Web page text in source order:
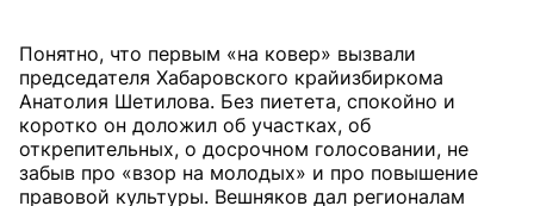
Понятно, что первым «на ковер» вызвали
председателя Хабаровского крайизбиркома
Анатолия Шетилова. Без пиетета, спокойно и
коротко он доложил об участках, об
открепительных, о досрочном голосовании, не
забыв про «взор на молодых» и про повышение
правовой культуры. Вешняков дал регионалам